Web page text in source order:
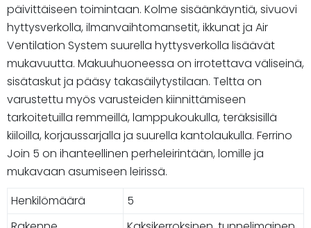
päivittäiseen toimintaan. Kolme sisäänkäyntiä, sivuovi
hyttysverkolla, ilmanvaihtomansetit, ikkunat ja Air
Ventilation System suurella hyttysverkolla lisäävät
mukavuutta. Makuuhuoneessa on irrotettava väliseinä,
sisätaskut ja pääsy takasäilytystilaan. Teltta on
varustettu myös varusteiden kiinnittämiseen
tarkoitetuilla remmeillä, lamppukoukulla, teräksisillä
kiiloilla, korjaussarjalla ja suurella kantolaukulla. Ferrino
Join 5 on ihanteellinen perheleirintään, lomille ja
mukavaan asumiseen leirissä.
Henkilömäärä
5